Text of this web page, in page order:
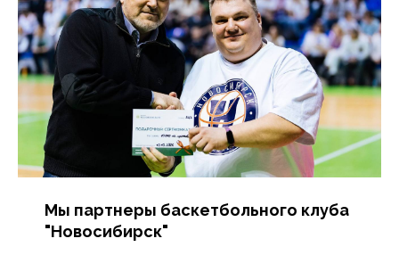
Мы партнеры баскетбольного клуба
"Новосибирск"